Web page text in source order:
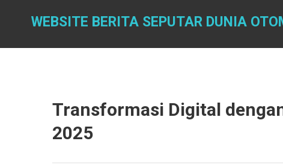
WEBSITE BERITA SEPUTAR DUNIA
Transformasi Digital
2025